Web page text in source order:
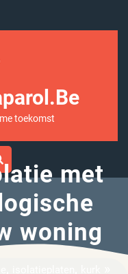
toekomst
met
woning